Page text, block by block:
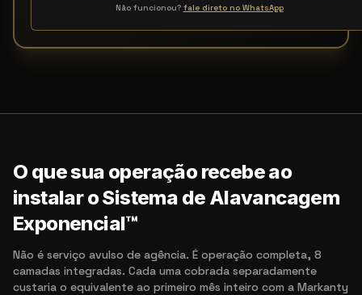
Não funcionou? fale direto no WhatsApp
O que sua operação recebe ao
instalar o Sistema de Alavancagem
Exponencial™
Não é serviço avulso de agência. É operação completa, 8
camadas integradas. Cada uma cobrada separadamente
custaria o equivalente ao primeiro mês inteiro com a Markanty